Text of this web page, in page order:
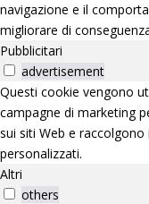
navigazione e il
migliorare di
Pubblicitari
advertisement
Questi cookie vengono
campagne di marketing
sui siti Web e
personalizzati.
Altri
others